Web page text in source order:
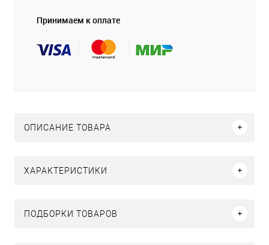
Принимаем к оплате
ОПИСАНИЕ ТОВАРА
ХАРАКТЕРИСТИКИ
ПОДБОРКИ ТОВАРОВ